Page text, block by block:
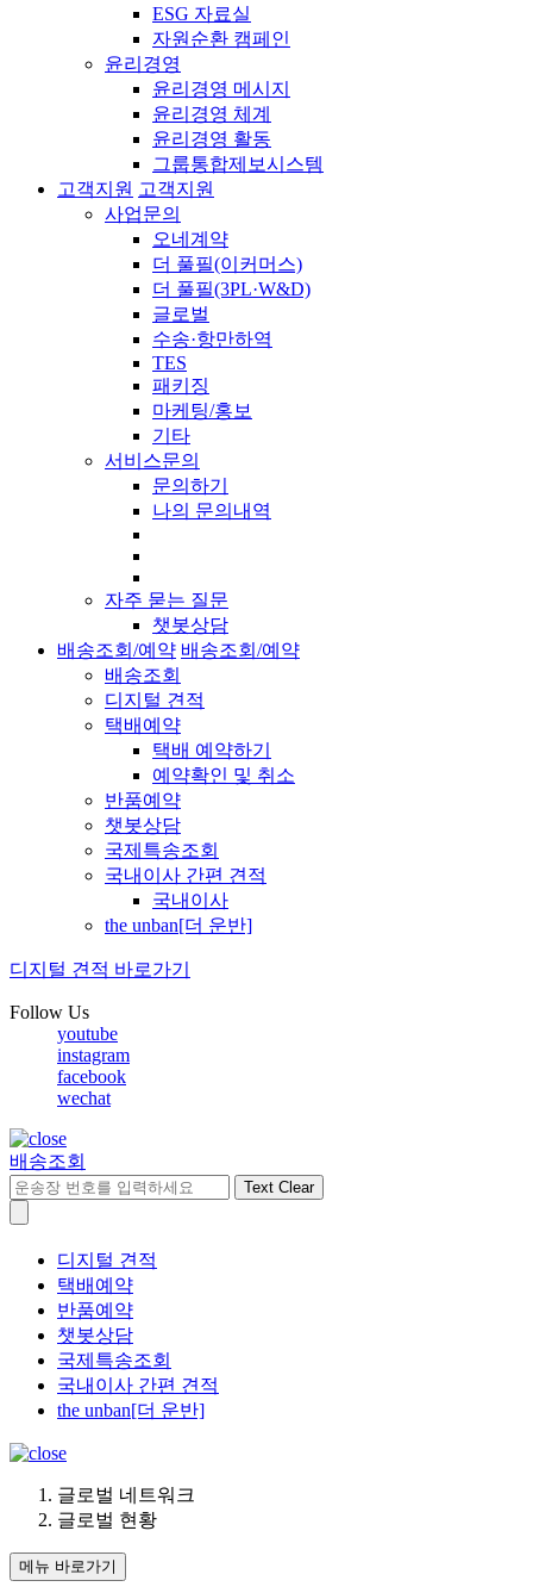
ESG 자료실
자원순환 캠페인
윤리경영
윤리경영 메시지
윤리경영 체계
윤리경영 활동
그룹통합제보시스템
고객지원 고객지원
사업문의
오네계약
더 풀필(이커머스)
더 풀필(3PL·W&D)
글로벌
수송·항만하역
TES
패키징
마케팅/홍보
기타
서비스문의
문의하기
나의 문의내역
자주 묻는 질문
챗봇상담
배송조회/예약 배송조회/예약
배송조회
디지털 견적
택배예약
택배 예약하기
예약확인 및 취소
반품예약
챗봇상담
국제특송조회
국내이사 간편 견적
국내이사
the unban[더 운반]
디지털 견적 바로가기
Follow Us
youtube
instagram
facebook
wechat
배송조회
Text Clear
디지털 견적
택배예약
반품예약
챗봇상담
국제특송조회
국내이사 간편 견적
the unban[더 운반]
글로벌 네트워크
글로벌 현황
메뉴 바로가기